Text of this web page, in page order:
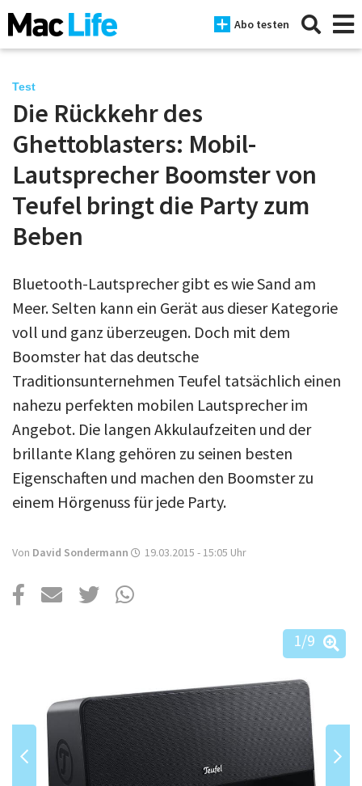
Abo testen
News
iPhone
Mac
iPad
Tipps
Magazine
Über uns
Podcast
Mac Life+
Anmelden
Test
Die Rückkehr des
Ghettoblasters: Mobil-
Lautsprecher Boomster von
Teufel bringt die Party zum
Beben
Bluetooth-Lautsprecher gibt es wie Sand am
Meer. Selten kann ein Gerät aus dieser Kategorie
voll und ganz überzeugen. Doch mit dem
Boomster hat das deutsche
Traditionsunternehmen Teufel tatsächlich einen
nahezu perfekten mobilen Lautsprecher im
Angebot. Die langen Akkulaufzeiten und der
brillante Klang gehören zu seinen besten
Eigenschaften und machen den Boomster zu
einem Hörgenuss für jede Party.
Von David Sondermann 19.03.2015 - 15:05 Uhr
1/9